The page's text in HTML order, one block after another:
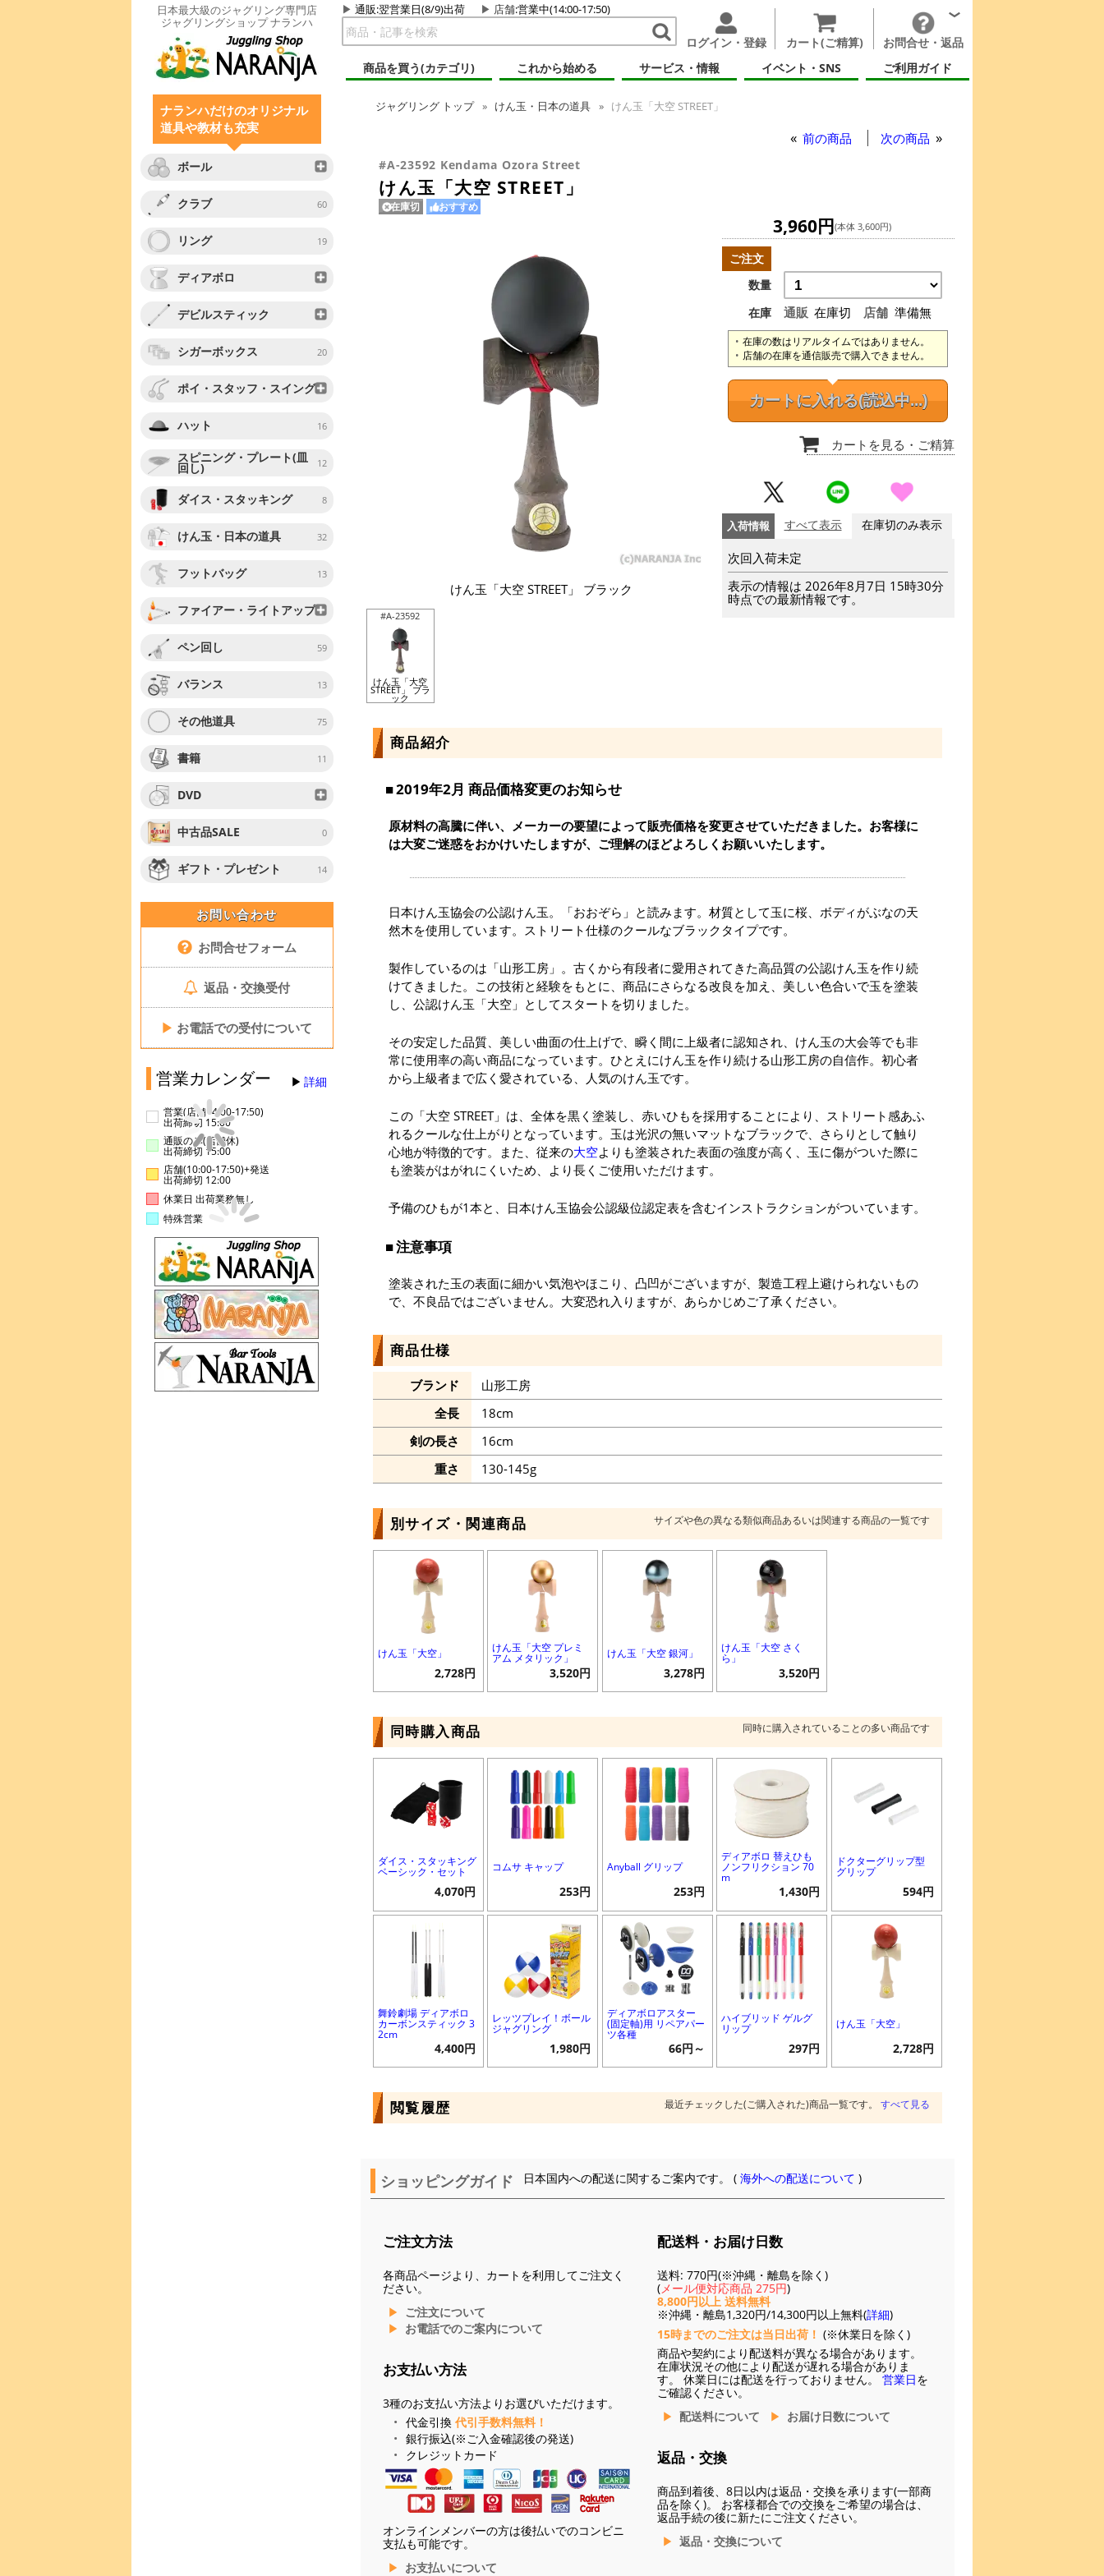
日本最大級のジャグリング専門店
ジャグリングショップ ナランハ
通販:翌営業日(8/9)出荷 店舗:営業中(14:00-17:50)
ログイン・登録 カート(ご精算)
お問合せ・返品
商品を買う(カテゴリ)
これから始める サービス・情報 イベント・SNS ご利用ガイド
ナランハだけのオリジナル
道具や教材も充実
ボール
クラブ 60
リング 19
ディアボロ
デビルスティック
シガーボックス 20
ポイ・スタッフ・スイング
ハット 16
スピニング・プレート(皿
回し) 12
ダイス・スタッキング 8
けん玉・日本の道具 32
フットバッグ 13
ファイアー・ライトアップ
ペン回し 59
バランス 13
その他道具 75
書籍 11
DVD
中古品SALE 0
ギフト・プレゼント 14
お問い合わせ
お問合せフォーム
返品・交換受付
▶ お電話での受付について
営業カレンダー 詳細
営業(店舗14:00-17:50)
出荷締切 15:00
通販のみ(店舗休)
出荷締切 15:00
店舗(10:00-17:50)+発送
出荷締切 12:00
休業日 出荷業務無し
特殊営業
ジャグリング トップ けん玉・日本の道具 けん玉「大空 STREET」
前の商品 次の商品
#A-23592 Kendama Ozora Street
けん玉「大空 STREET」
在庫切 おすすめ
けん玉「大空 STREET」 ブラック
#A-23592
けん玉「大空
STREET」 ブラ
ック
3,960円(本体 3,600円)
ご注文
数量
在庫
通販 在庫切 店舗 準備無
在庫の数はリアルタイムではありません。
店舗の在庫を通信販売で購入できません。
カートに入れる(読込中...)
カートを見る ・ご精算
入荷情報 すべて表示 在庫切のみ表示
次回入荷未定
表示の情報は 2026年8月7日 15時30分
時点での最新情報です。
商品紹介
2019年2月 商品価格変更のお知らせ
原材料の高騰に伴い、メーカーの要望によって販売価格を変更させていただきました。お客様に
は大変ご迷惑をおかけいたしますが、ご理解のほどよろしくお願いいたします。
日本けん玉協会の公認けん玉。「おおぞら」と読みます。材質として玉に桜、ボディがぶなの天
然木を使用しています。ストリート仕様のクールなブラックタイプです。
製作しているのは「山形工房」。古くから有段者に愛用されてきた高品質の公認けん玉を作り続
けてきました。この技術と経験をもとに、商品にさらなる改良を加え、美しい色合いで玉を塗装
し、公認けん玉「大空」としてスタートを切りました。
その安定した品質、美しい曲面の仕上げで、瞬く間に上級者に認知され、けん玉の大会等でも非
常に使用率の高い商品になっています。ひとえにけん玉を作り続ける山形工房の自信作。初心者
から上級者まで広く愛されている、人気のけん玉です。
この「大空 STREET」は、全体を黒く塗装し、赤いひもを採用することにより、ストリート感あふ
れるクールな仕上がりとなっています。玉は光沢の無いマットなブラックで、さらりとして触り
心地が特徴的です。また、従来の大空よりも塗装された表面の強度が高く、玉に傷がついた際に
も塗装がはがれにくいため、より長くご使用いただけます。
予備のひもが1本と、日本けん玉協会公認級位認定表を含むインストラクションがついています。
注意事項
塗装された玉の表面に細かい気泡やほこり、凸凹がございますが、製造工程上避けられないもの
で、不良品ではございません。大変恐れ入りますが、あらかじめご了承ください。
商品仕様
ブランド
山形工房
全長
18cm
剣の長さ
16cm
重さ
130-145g
別サイズ・関連商品 サイズや色の異なる類似商品あるいは関連する商品の一覧です
けん玉「大空」
2,728円
けん玉「大空 プレミ
アム メタリック」
3,520円
けん玉「大空 銀河」
3,278円
けん玉「大空 さく
ら」
3,520円
同時購入商品 同時に購入されていることの多い商品です
ダイス・スタッキング
ベーシック・セット
4,070円
コムサ キャップ
253円
Anyball グリップ
253円
ディアボロ 替えひも
ノンフリクション 70
m
1,430円
ドクターグリップ型
グリップ
594円
舞鈴劇場 ディアボロ
カーボンスティック 3
2cm
4,400円
レッツプレイ！ボール
ジャグリング
1,980円
ディアボロアスター
(固定軸)用 リペアパー
ツ各種
66円～
ハイブリッド ゲルグ
リップ
297円
けん玉「大空」
2,728円
閲覧履歴 最近チェックした(ご購入された)商品一覧です。 すべて見る
ショッピングガイド 日本国内への配送に関するご案内です。 (海外への配送について )
ご注文方法
各商品ページより、カートを利用してご注文く
ださい。
ご注文について
お電話でのご案内について
お支払い方法
3種のお支払い方法よりお選びいただけます。
代金引換 代引手数料無料！
銀行振込(※ご入金確認後の発送)
クレジットカード
オンラインメンバーの方は後払いでのコンビニ
支払も可能です。
お支払いについて
配送料・お届け日数
送料: 770円(※沖縄・離島を除く)
(メール便対応商品 275円)
8,800円以上 送料無料
※沖縄・離島1,320円/14,300円以上無料(詳細)
15時までのご注文は当日出荷！ (※休業日を除く)
商品や契約により配送料が異なる場合があります。
在庫状況その他により配送が遅れる場合がありま
す。 休業日には配送を行っておりません。 営業日を
ご確認ください。
配送料について
お届け日数について
返品・交換
商品到着後、8日以内は返品・交換を承ります(一部商
品を除く)。 お客様都合での交換をご希望の場合は、
返品手続の後に新たにご注文ください。
返品・交換について